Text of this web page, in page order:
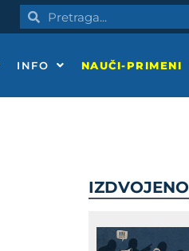
PretragaPretraga
INFO NAUČI-PRIMENI
IZDVOJENO